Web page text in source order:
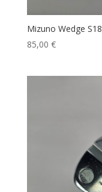
Mizuno Wedge S18
85,00 €